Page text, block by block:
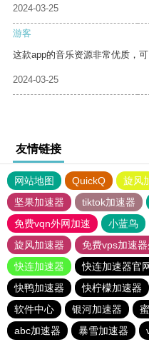
2024-03-25
游客
这款app的音乐资源非常优质，
2024-03-25
友情链接
网站地图 QuickQ 旋风
坚果加速器
tiktok加速器
免费vqn外网加速
小蓝鸟
旋风加速器
免费vps加速
快连加速器
快连加速器官
快鸭加速器
快柠檬加速器
软件中心
银河加速器
abc加速器
暴雪加速器